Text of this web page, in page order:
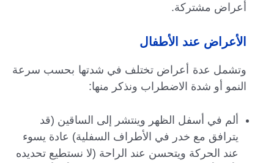
أعراض مشتركة.
الأعراض عند الأطفال
وتشمل عدة أعراض تختلف في شدتها بحسب سرعة
النمو أو شدة الاضطراب ونذكر منها:
ألم في أسفل الظهر وينتشر إلى الساقين (قد
يترافق مع خدر في الأطراف السفلية) عادة يسوء
عند الحركة ويتحسن عند الراحة (لا نستطيع تحديده